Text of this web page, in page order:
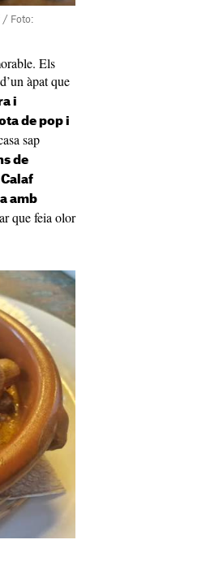
/ Foto:
Els
àpat que
i
de pop i
sap
de
amb
que feia olor